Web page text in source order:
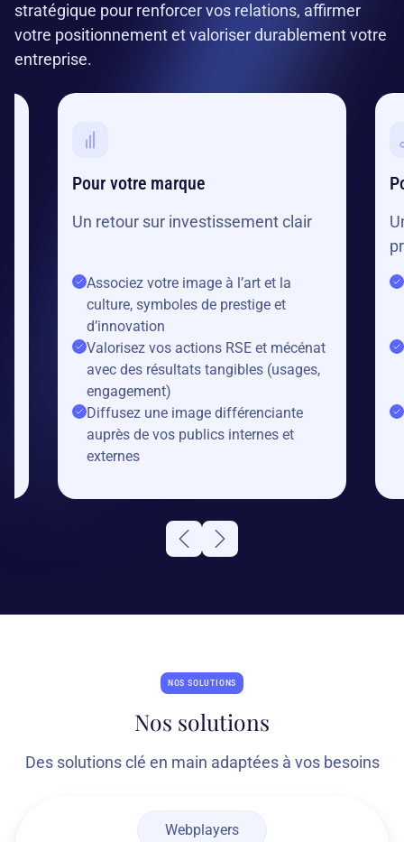
stratégique pour renforcer vos relations, affirmer
votre positionnement et valoriser durablement votre
entreprise.
Pour votre marque
Un retour sur investissement clair
Associez votre image à l’art et la
culture, symboles de prestige et
d’innovation
Valorisez vos actions RSE et mécénat
avec des résultats tangibles (usages,
engagement)
Diffusez une image différenciante
auprès de vos publics internes et
externes
NOS SOLUTIONS
Nos solutions
Des solutions clé en main adaptées à vos besoins
Webplayers